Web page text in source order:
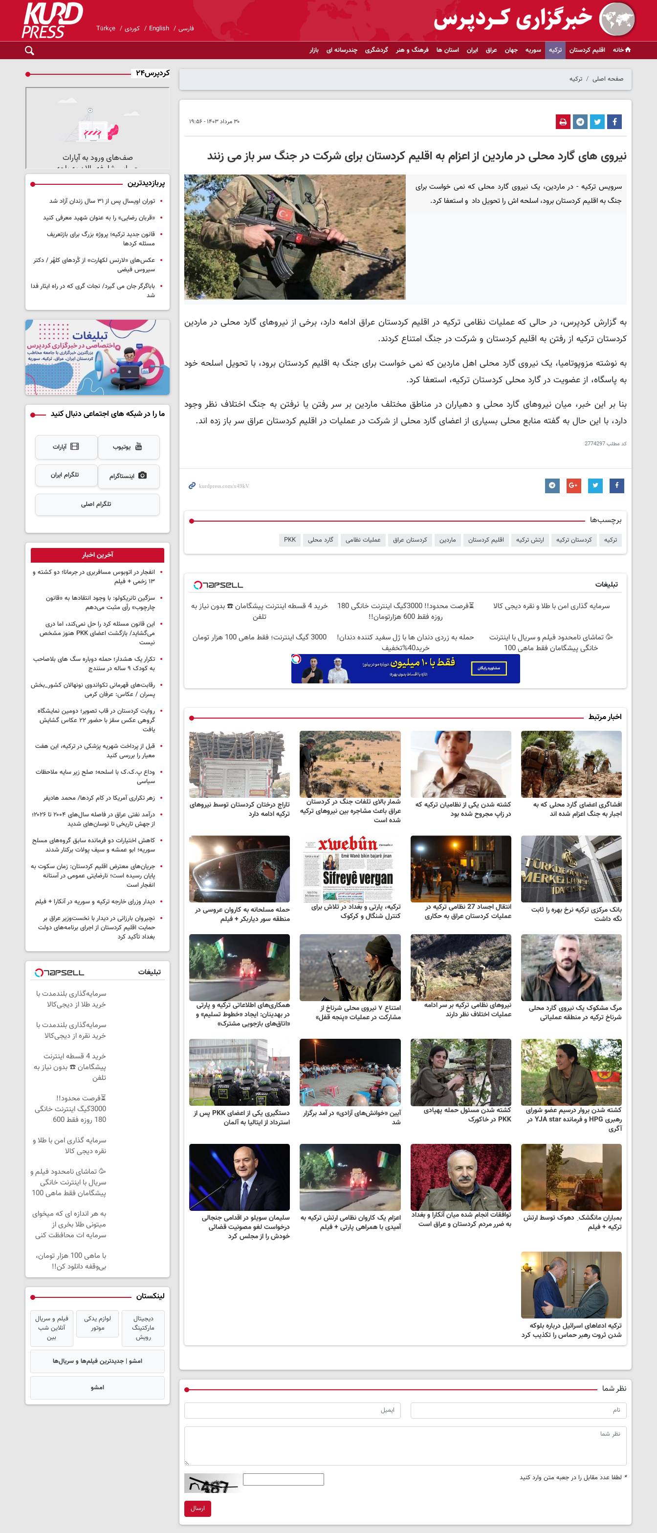
فارسی English کوردی Türkçe
خانه اقلیم کردستان ترکیه سوریه جهان عراق ایران استان ها فرهنگ و هنر گردشگری چندرسانه ای بازار
صفحه اصلی ترکیه
۳۰ مرداد ۱۴۰۳ - ۱۹:۵۶
نیروی های گارد محلی در ماردین از اعزام به اقلیم کردستان برای شرکت در جنگ سر باز می زنند
سرویس ترکیه - در ماردین، یک نیروی گارد محلی که نمی خواست برای
جنگ به اقلیم کردستان برود، اسلحه اش را تحویل داد و استعفا کرد.
به گزارش کردپرس، در حالی که عملیات نظامی ترکیه در اقلیم کردستان عراق ادامه دارد، برخی از نیروهای گارد محلی در ماردین
کردستان ترکیه از رفتن به اقلیم کردستان و شرکت در جنگ امتناع کردند.
به نوشته مزوپوتامیا، یک نیروی گارد محلی اهل ماردین که نمی خواست برای جنگ به اقلیم کردستان برود، با تحویل اسلحه خود
به پاسگاه، از عضویت در گارد محلی کردستان ترکیه، استعفا کرد.
بنا بر این خبر، میان نیروهای گارد محلی و دهیاران در مناطق مختلف ماردین بر سر رفتن یا نرفتن به جنگ اختلاف نظر وجود
دارد، با این حال به گفته منابع محلی بسیاری از اعضای گارد محلی از شرکت در عملیات در اقلیم کردستان عراق سر باز زده اند.
کد مطلب2774297
برچسب‌ها
ترکیه کردستان ترکیه ارتش ترکیه اقلیم کردستان ماردین کردستان عراق عملیات نظامی گارد محلی PKK
تبلیغات
سرمایه گذاری امن با طلا و نقره دیجی کالا
⏳فرصت محدود!! 3000گیگ اینترنت خانگی 180
روزه فقط 600 هزارتومان!!
خرید 4 قسطه اینترنت پیشگامان ☎️ بدون نیاز به
تلفن
🥳 تماشای نامحدود فیلم و سریال با اینترنت
خانگی پیشگامان فقط ماهی 100
حمله به زردی دندان ها با ژل سفید کننده دندان!
خرید40%تخفیف
3000 گیگ اینترنت؛ فقط ماهی 100 هزار تومان
اخبار مرتبط
افشاگری اعضای گارد محلی که به
اجبار به جنگ اعزام شده اند
کشته شدن یکی از نظامیان ترکیه که
در زاپ مجروح شده بود
شمار بالای تلفات جنگ در کردستان
عراق باعث مشاجره بین نیروهای ترکیه
شده است
تاراج درختان کردستان توسط نیروهای
ترکیه ادامه دارد
بانک مرکزی ترکیه نرخ بهره را ثابت
نگه داشت
انتقال اجساد 27 نظامی ترکیه در
عملیات کردستان عراق به حکاری
ترکیه، پارتی و بغداد در تلاش برای
کنترل شنگال و کرکوک
حمله مسلحانه به کاروان عروسی در
منطقه سور دیاربکر + فیلم
مرگ مشکوک یک نیروی گارد محلی
شرناخ ترکیه در منطقه عملیاتی
نیروهای نظامی ترکیه بر سر ادامه
عملیات اختلاف نظر دارند
امتناع ۷ نیروی محلی شرناخ از
مشارکت در عملیات «پنجه قفل»
همکاری‌های اطلاعاتی ترکیه و پارتی
در بهدینان: ایجاد «خطوط تسلیم» و
«اتاق‌های بازجویی مشترک»
کشته شدن بروار درسیم عضو شورای
رهبری HPG و فرمانده YJA star در
آگری
کشته شدن مسئول حمله پهپادی
PKK در خاکورک
آیین «خوانش‌های آزادی» در آمد برگزار
شد
دستگیری یکی از اعضای PKK پس از
استرداد از ایتالیا به آلمان
بمباران مانگشک ِ دهوک توسط ارتش
ترکیه + فیلم
توافقات انجام شده میان آنکارا و بغداد
به ضرر مردم کردستان و عراق است
اعزام یک کاروان نظامی ارتش ترکیه به
آمیدی با همراهی پارتی + فیلم
سلیمان سویلو در اقدامی جنجالی
درخواست لغو مصونیت قضائی
خودش را از مجلس کرد
ترکیه ادعاهای اسرائیل درباره بلوکه
شدن ثروت رهبر حماس را تکذیب کرد
نظر شما
* لطفا عدد مقابل را در جعبه متن وارد کنید
ارسال
کردپرس۲۴
پربازدیدترین
توران اویسال پس از ۳۱ سال زندان آزاد شد
«قربان رضایی» را به عنوان شهید معرفی کنید
قانون جدید ترکیه؛ پروژه بزرگ‌ برای بازتعریف
مسئله کردها
عکس‌های «لارنس لکهارت» از کُردهای کلهُر / دکتر
سیروس فیضی
باباگرگر جان می گیرد/ نجات گری که در راه ایثار فدا
شد
ما را در شبکه های اجتماعی دنبال کنید
یوتیوب آپارات
اینستاگرام تلگرام ایران
تلگرام اصلی
آخرین اخبار
انفجار در اتوبوس مسافربری در جرمانا؛ دو کشته و
۱۳ زخمی + فیلم
سزگین تانریکولو: با وجود انتقادها به «قانون
چارچوب» رأی مثبت می‌دهم
این قانون مسئله کرد را حل نمی‌کند، اما دری
می‌گشاید/ بازگشت اعضای PKK هنوز مشخص
نیست
تکرار یک هشدار؛ حمله دوباره سگ های بلاصاحب
به کودک ۹ ساله در سنندج
رقابت‌های قهرمانی تکواندوی نونهالان کشور_بخش
پسران / عکاس: عرفان کرمی
روایت کردستان در قاب تصویر؛ دومین نمایشگاه
گروهی عکس سقز با حضور ۲۲ عکاس گشایش
یافت
قبل از پرداخت شهریه پزشکی در ترکیه، این هفت
معیار را بررسی کنید
وداع پ.ک.ک با اسلحه؛ صلح زیر سایه ملاحظات
سیاسی
زهر تکراری آمریکا در کام کردها/ محمد هادیفر
درآمد نفتی عراق در فاصله سال‌های ۲۰۰۴ تا ۲۰۲۶؛
از جهش تاریخی تا نوسان‌های شدید
کاهش اختیارات دو فرمانده سابق گروه‌های مسلح
سوریه؛ ابو عمشه و سیف پولات برکنار شدند
جریان‌های معترض اقلیم کردستان: زمان سکوت به
پایان رسیده است؛ نارضایتی عمومی در آستانه
انفجار است
دیدار وزرای خارجه ترکیه و سوریه در آنکارا + فیلم
نچیروان بارزانی در دیدار با نخست‌وزیر عراق بر
حمایت اقلیم کردستان از اجرای برنامه‌های دولت
بغداد تأکید کرد
تبلیغات
سرمایه‌گذاری بلندمدت با
خرید طلا از دیجی‌کالا
سرمایه‌گذاری بلندمدت با
خرید نقره از دیجی‌کالا
خرید 4 قسطه اینترنت
پیشگامان ☎️ بدون نیاز به
تلفن
⏳فرصت محدود!!
3000گیگ اینترنت خانگی
180 روزه فقط 600
سرمایه گذاری امن با طلا و
نقره دیجی کالا
🥳 تماشای نامحدود فیلم و
سریال با اینترنت خانگی
پیشگامان فقط ماهی 100
به هر اندازه ای که میخوای
میتونی طلا بخری از
سرمایه ات محافظت کنی
با ماهی 100 هزار تومان،
بی‌وقفه دانلود کن!!
لینکستان
دیجیتال
مارکتینگ
رویش
لوازم یدکی
موتور
فیلم و سریال
آنلاین شب
بین
امشو | جدیدترین فیلم‌ها و سریال‌ها
امشو